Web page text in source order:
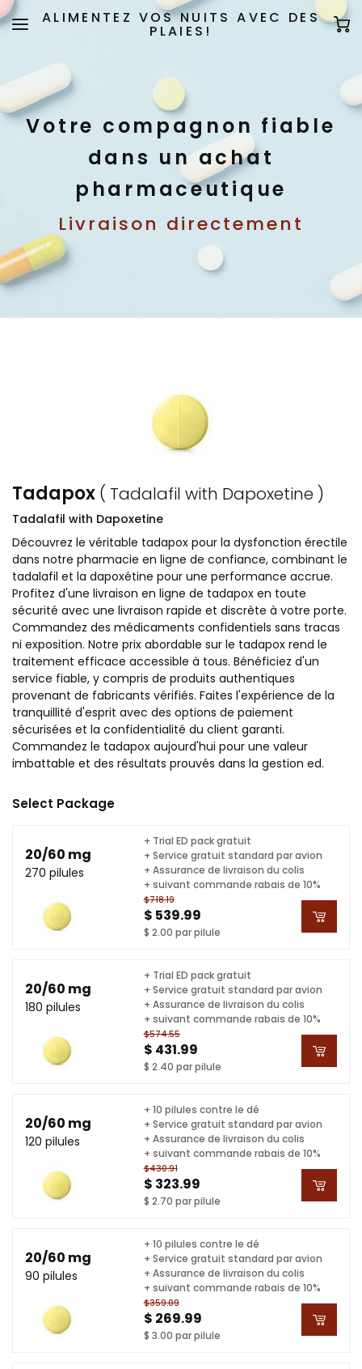
ALIMENTEZ VOS NUITS AVEC DES
PLAIES!
Votre compagnon fiable
dans un achat
pharmaceutique
Livraison directement
Tadapox ( Tadalafil with Dapoxetine )
Tadalafil with Dapoxetine
Découvrez le véritable tadapox pour la dysfonction érectile
dans notre pharmacie en ligne de confiance, combinant le
tadalafil et la dapoxétine pour une performance accrue.
Profitez d'une livraison en ligne de tadapox en toute
sécurité avec une livraison rapide et discrète à votre porte.
Commandez des médicaments confidentiels sans tracas
ni exposition. Notre prix abordable sur le tadapox rend le
traitement efficace accessible à tous. Bénéficiez d'un
service fiable, y compris de produits authentiques
provenant de fabricants vérifiés. Faites l'expérience de la
tranquillité d'esprit avec des options de paiement
sécurisées et la confidentialité du client garanti.
Commandez le tadapox aujourd'hui pour une valeur
imbattable et des résultats prouvés dans la gestion ed.
Select Package
20/60 mg
270 pilules
$718.19
$ 539.99
$ 2.00 par pilule
+ Trial ED pack gratuit
+ Service gratuit standard par avion
+ Assurance de livraison du colis
+ suivant commande rabais de 10%
20/60 mg
180 pilules
$574.55
$ 431.99
$ 2.40 par pilule
+ Trial ED pack gratuit
+ Service gratuit standard par avion
+ Assurance de livraison du colis
+ suivant commande rabais de 10%
20/60 mg
120 pilules
$430.91
$ 323.99
$ 2.70 par pilule
+ 10 pilules contre le dé
+ Service gratuit standard par avion
+ Assurance de livraison du colis
+ suivant commande rabais de 10%
20/60 mg
90 pilules
$359.09
$ 269.99
$ 3.00 par pilule
+ 10 pilules contre le dé
+ Service gratuit standard par avion
+ Assurance de livraison du colis
+ suivant commande rabais de 10%